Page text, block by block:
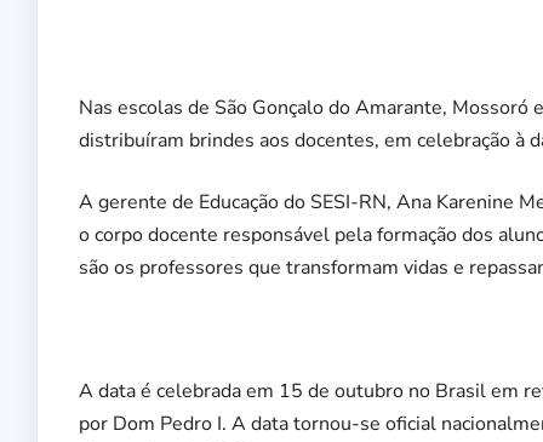
Nas escolas de São Gonçalo do Amarante, Mossoró
distribuíram brindes aos docentes, em celebração à
A gerente de Educação do SESI-RN, Ana Karenine
o corpo docente responsável pela formação dos
são os professores que transformam vidas e
A data é celebrada em 15 de outubro no Brasil em
por Dom Pedro I. A data tornou-se oficial